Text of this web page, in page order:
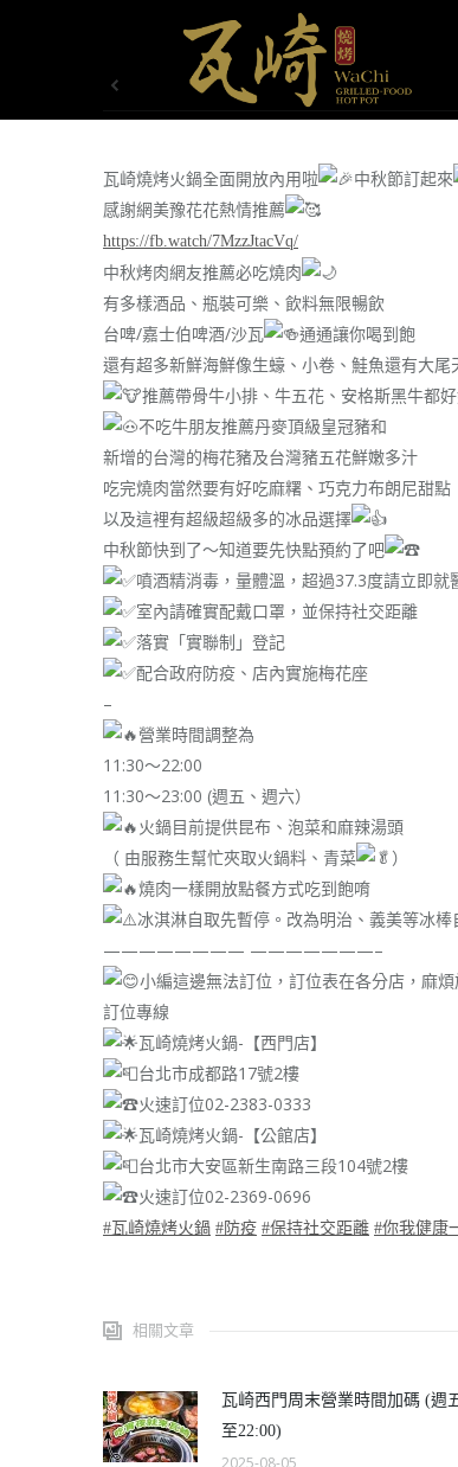
瓦崎燒烤火鍋全面開放內用啦
中秋節訂起來
感謝網美豫花花熱情推薦
https://fb.watch/7MzzJtacVq/
中秋烤肉網友推薦必吃燒肉
有多樣酒品、瓶裝可樂、飲料無限暢飲
台啤/嘉士伯啤酒/沙瓦
通通讓你喝到飽
還有超多新鮮海鮮像生蠔、小卷、鮭魚還有大尾
推薦帶骨牛小排、牛五花、安格斯黑牛都
不吃牛朋友推薦丹麥頂級皇冠豬和
新增的台灣的梅花豬及台灣豬五花鮮嫩多汁
吃完燒肉當然要有好吃麻糬、巧克力布朗尼甜點
以及這裡有超級超級多的冰品選擇
中秋節快到了～知道要先快點預約了吧
噴酒精消毒，量體溫，超過37.3度請立即就
室內請確實配戴口罩，並保持社交距離
落實「實聯制」登記
配合政府防疫、店內實施梅花座
–
營業時間調整為
11:30～22:00
11:30～23:00 (週五、週六）
火鍋目前提供昆布、泡菜和麻辣湯頭
（ 由服務生幫忙夾取火鍋料、青菜
）
燒肉一樣開放點餐方式吃到飽唷
冰淇淋自取先暫停。改為明治、義美等冰棒
———————— ———————–
小編這邊無法訂位，訂位表在各分店，麻
訂位專線
瓦崎燒烤火鍋-【西門店】
台北市成都路17號2樓
火速訂位02-2383-0333
瓦崎燒烤火鍋-【公館店】
台北市大安區新生南路三段104號2樓
火速訂位02-2369-0696
#瓦崎燒烤火鍋 #防疫 #保持社交距離 #你我健康
相關文章
瓦崎西門周末營業時間加碼 (週
至22:00)